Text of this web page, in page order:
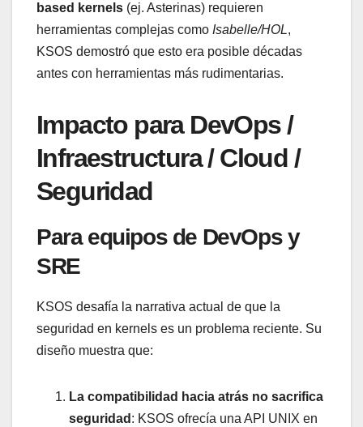
based kernels (ej. Asterinas) requieren
herramientas complejas como Isabelle/HOL,
KSOS demostró que esto era posible décadas
antes con herramientas más rudimentarias.
Impacto para DevOps /
Infraestructura / Cloud /
Seguridad
Para equipos de DevOps y
SRE
KSOS desafía la narrativa actual de que la
seguridad en kernels es un problema reciente. Su
diseño muestra que:
La compatibilidad hacia atrás no sacrifica
seguridad : KSOS ofrecía una API UNIX en